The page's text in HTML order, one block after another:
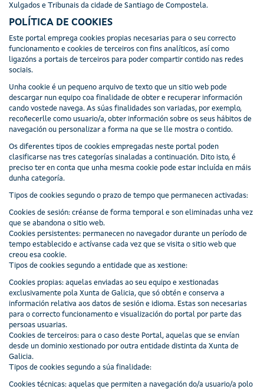
Xulgados e Tribunais da cidade de Santiago de Compostela.
POLÍTICA DE COOKIES
Este portal emprega cookies propias necesarias para o seu correcto
funcionamento e cookies de terceiros con fins analíticos, así como
ligazóns a portais de terceiros para poder compartir contido nas redes
sociais.
Unha cookie é un pequeno arquivo de texto que un sitio web pode
descargar nun equipo coa finalidade de obter e recuperar información
cando vostede navega. As súas finalidades son variadas, por exemplo,
recoñecerlle como usuario/a, obter información sobre os seus hábitos de
navegación ou personalizar a forma na que se lle mostra o contido.
Os diferentes tipos de cookies empregadas neste portal poden
clasificarse nas tres categorías sinaladas a continuación. Dito isto, é
preciso ter en conta que unha mesma cookie pode estar incluída en máis
dunha categoría.
Tipos de cookies segundo o prazo de tempo que permanecen activadas:
Cookies de sesión: créanse de forma temporal e son eliminadas unha vez
que se abandona o sitio web.
Cookies persistentes: permanecen no navegador durante un período de
tempo establecido e actívanse cada vez que se visita o sitio web que
creou esa cookie.
Tipos de cookies segundo a entidade que as xestione:
Cookies propias: aquelas enviadas ao seu equipo e xestionadas
exclusivamente pola Xunta de Galicia, que só obtén e conserva a
información relativa aos datos de sesión e idioma. Estas son necesarias
para o correcto funcionamento e visualización do portal por parte das
persoas usuarias.
Cookies de terceiros: para o caso deste Portal, aquelas que se envían
desde un dominio xestionado por outra entidade distinta da Xunta de
Galicia.
Tipos de cookies segundo a súa finalidade:
Cookies técnicas: aquelas que permiten a navegación do/a usuario/a polo